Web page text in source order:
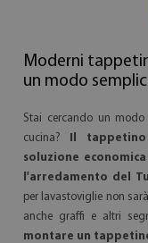
Moderni
un modo
Stai cercando un modo
cucina? Il tappetino
soluzione
l'arredamento del
per lavastoviglie non
anche graffi e altri
montare un